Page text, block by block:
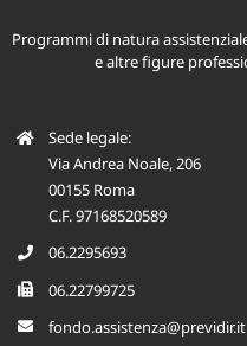
Programmi di natura
Sede legale:
Via Andrea Noale, 206
00155 Roma
C.F. 97168520589
06.2295693
06.22799725